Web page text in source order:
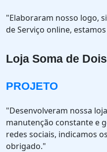
"Elaboraram nosso logo,
de Serviço online,
Loja Soma de Dois
PROJETO
"Desenvolveram nossa
manutenção constante e
redes sociais, indicamos
obrigado."